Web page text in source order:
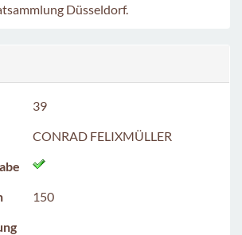
Düsseldorf.
39
CONRAD FELIXMÜLLER
150